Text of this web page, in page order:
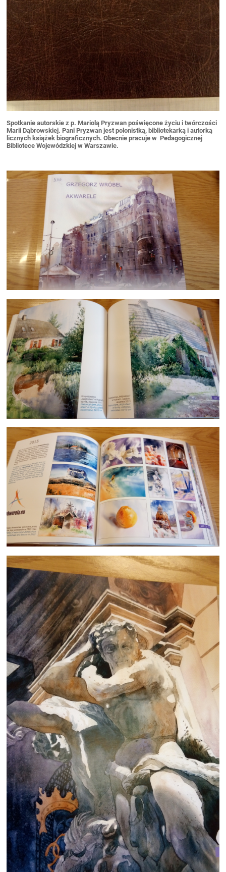
Spotkanie autorskie z p. Mariolą Pryzwanpoświęcone życiu i twórczości
Marii Dąbrowskiej. Pani Pryzwan jestpolonistką, bibliotekarką i autorką
licznych książek biograficznych. Obecnie pracuje w Pedagogicznej
Bibliotece Wojewódzkiej w Warszawie.